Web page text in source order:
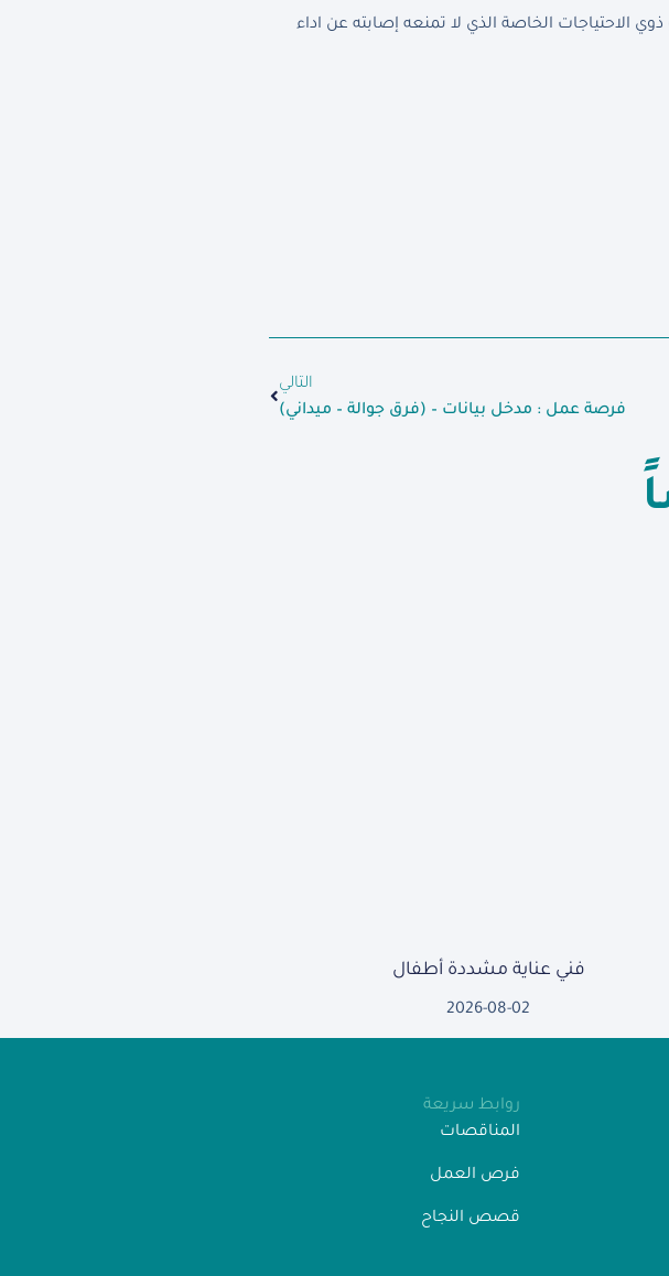
الخاصة الذي لا تمنعه إصابته عن اداء
التالي
فرصة عمل : مدخل بيانات – (فرق جوالة – ميداني)
فني عناية مشددة أطفال
2026-08-02
روابط سريعة
المناقصات
فرص العمل
قصص النجاح